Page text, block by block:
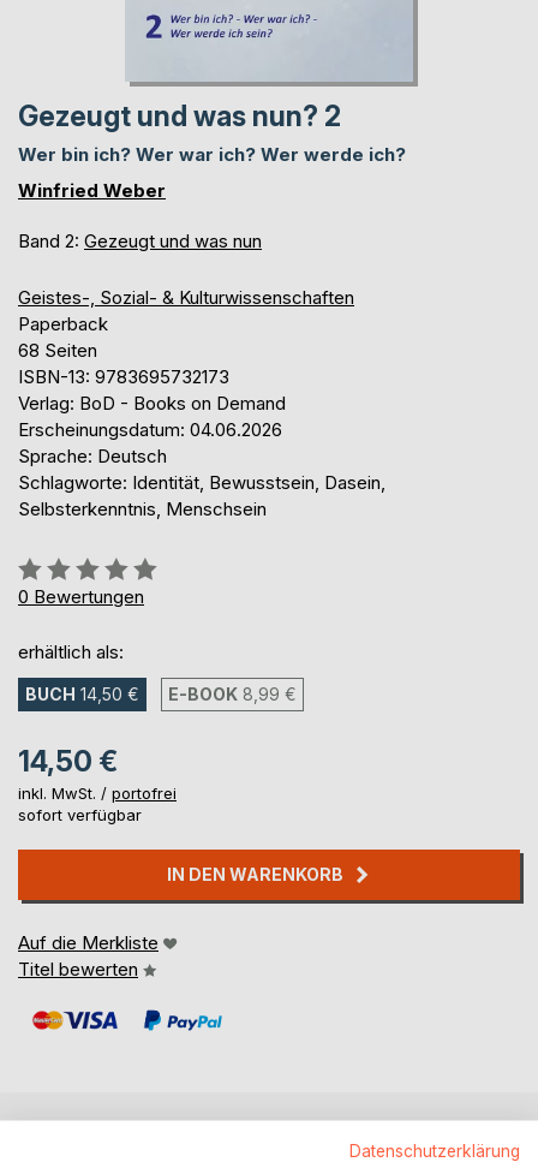
Gezeugt und was nun? 2
Wer bin ich? Wer war ich? Wer werde ich?
Winfried Weber
Band 2: Gezeugt und was nun
Geistes-, Sozial- & Kulturwissenschaften
Paperback
68 Seiten
ISBN-13: 9783695732173
Verlag: BoD - Books on Demand
Erscheinungsdatum: 04.06.2026
Sprache: Deutsch
Schlagworte: Identität, Bewusstsein, Dasein,
Selbsterkenntnis, Menschsein
Bewertung::
0%
0 Bewertungen
erhältlich als:
BUCH 14,50 € E-BOOK 8,99 €
14,50 €
inkl. MwSt. / portofrei
sofort verfügbar
IN DEN WARENKORB
Auf die Merkliste
Titel bewerten
Datenschutzerklärung